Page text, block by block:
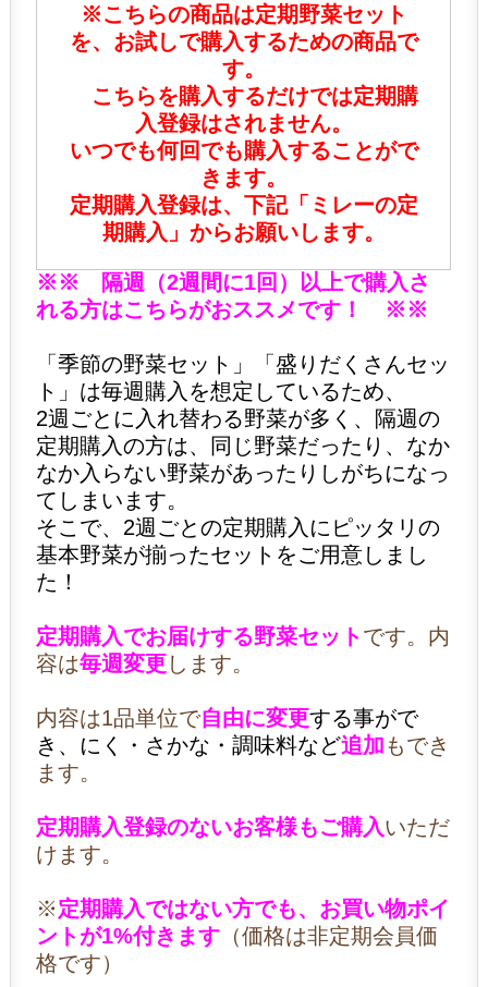
※こちらの商品は定期野菜セット
を、お試しで購入するための商品で
す。
こちらを購入するだけでは定期購
入登録はされません。
いつでも何回でも購入することがで
きます。
定期購入登録は、下記「ミレーの定
期購入」からお願いします。
※※ 隔週（2週間に1回）以上で購入さ
れる方はこちらがおススメです！ ※※
「季節の野菜セット」「盛りだくさんセッ
ト」は毎週購入を想定しているため、
2週ごとに入れ替わる野菜が多く、隔週の
定期購入の方は、同じ野菜だったり、なか
なか入らない野菜があったりしがちになっ
てしまいます。
そこで、2週ごとの定期購入にピッタリの
基本野菜が揃ったセットをご用意しまし
た！
定期購入でお届けする野菜セットです。内
容は毎週変更します。
内容は1品単位で自由に変更する事がで
き、にく・さかな・調味料など追加もでき
ます。
定期購入登録のないお客様もご購入いただ
けます。
※定期購入ではない方でも、お買い物ポイ
ントが1%付きます （価格は非定期会員価
格です）